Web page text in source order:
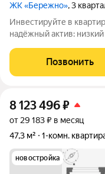
ЖК «Бережно», 3
Инвестируйте в
надёжный актив:
Жилой квартал «Бережно» это проект класса
созданный с уважением
Позвонить
8 123 496₽
от 29 183 ₽ в месяц
47,3 м²
1-комн.
новостройка